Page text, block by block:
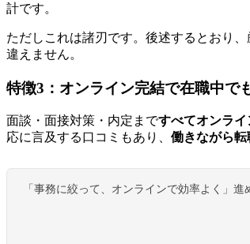
計です。
ただしこれは諸刃です。後述するとおり、
違えません。
特徴3：オンライン完結で在職中で
面談・面接対策・内定まですべてオンライ
応に言及する口コミもあり、 働きながら
「事務に絞って、オンラインで効率よく」